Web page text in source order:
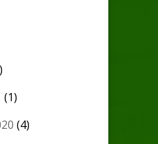
(1)
(4)